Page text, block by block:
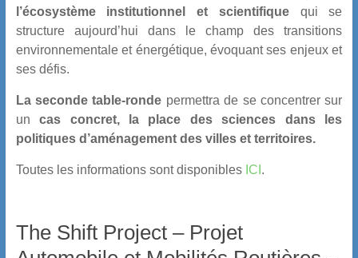
l’écosystème institutionnel et scientifiquequi se
structure aujourd’hui dans le champ des transitions
environnementale et énergétique, évoquant ses enjeux et
ses défis.
La seconde table-ronde permettra de se concentrer sur
uncas concret, la place des sciences dans les
politiques d’aménagement des villes et territoires.
Toutes les informations sont disponibles ICI .
The Shift Project – Projet